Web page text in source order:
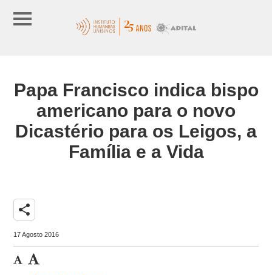
Papa Francisco indica bispo
americano para o novo
Dicastério para os Leigos, a
Família e a Vida
share
17 Agosto 2016